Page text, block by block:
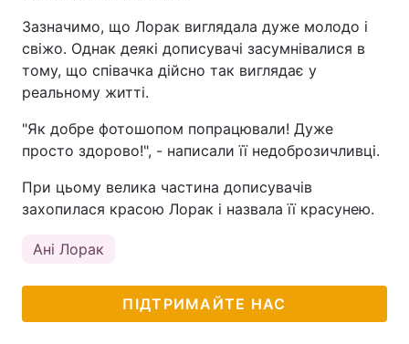
Зазначимо, що Лорак виглядала дуже молодо і
свіжо. Однак деякі дописувачі засумнівалися в
тому, що співачка дійсно так виглядає у
реальному житті.
"Як добре фотошопом попрацювали! Дуже
просто здорово!", - написали її недоброзичливці.
При цьому велика частина дописувачів
захопилася красою Лорак і назвала її красунею.
Ані Лорак
ПІДТРИМАЙТЕ НАС